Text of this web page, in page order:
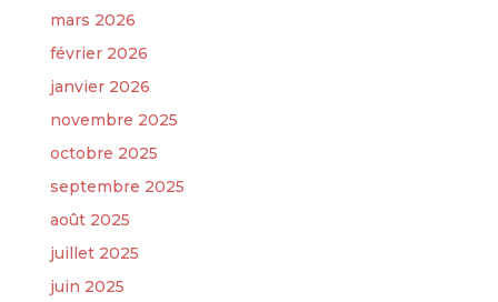
mars 2026
février 2026
janvier 2026
novembre 2025
octobre 2025
septembre 2025
août 2025
juillet 2025
juin 2025